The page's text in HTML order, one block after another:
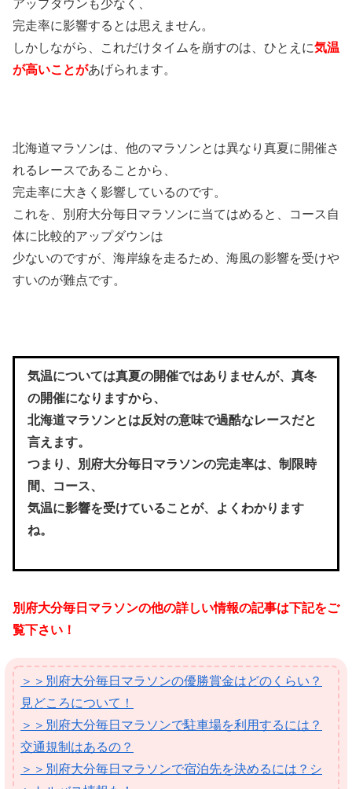
完走率に影響するとは思えません。
しかしながら、これだけタイムを崩すのは、ひとえに気温
が高いことがあげられます。
北海道マラソンは、他のマラソンとは異なり真夏に開催さ
れるレースであることから、
完走率に大きく影響しているのです。
これを、別府大分毎日マラソンに当てはめると、コース自
体に比較的アップダウンは
少ないのですが、海岸線を走るため、海風の影響を受けや
すいのが難点です。
気温については真夏の開催ではありませんが、真冬
の開催になりますから、
北海道マラソンとは反対の意味で過酷なレースだと
言えます。
つまり、別府大分毎日マラソンの完走率は、制限時
間、コース、
気温に影響を受けていることが、よくわかります
ね。
別府大分毎日マラソンの他の詳しい情報の記事は下記をご
覧下さい！
＞＞別府大分毎日マラソンの優勝賞金はどのくらい？
見どころについて！
＞＞別府大分毎日マラソンで駐車場を利用するには？
交通規制はあるの？
＞＞別府大分毎日マラソンで宿泊先を決めるには？シ